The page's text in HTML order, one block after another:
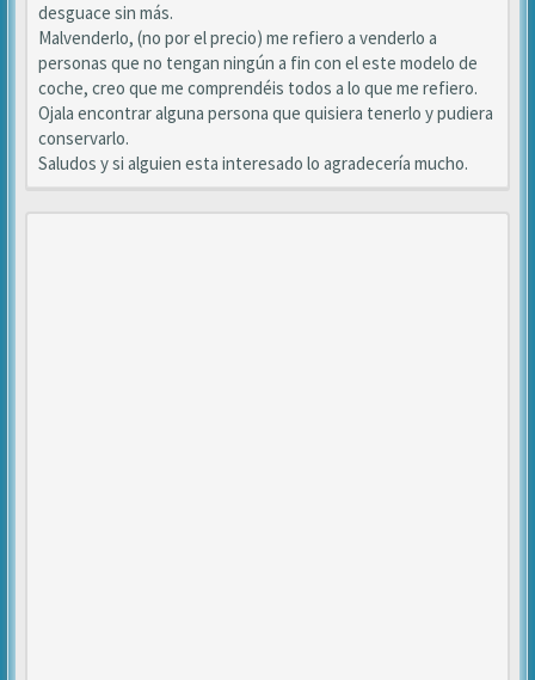
desguace sin más.
Malvenderlo, (no por el precio) me refiero a venderlo a
personas que no tengan ningún a fin con el este modelo de
coche, creo que me comprendéis todos a lo que me refiero.
Ojala encontrar alguna persona que quisiera tenerlo y pudiera
conservarlo.
Saludos y si alguien esta interesado lo agradecería mucho.